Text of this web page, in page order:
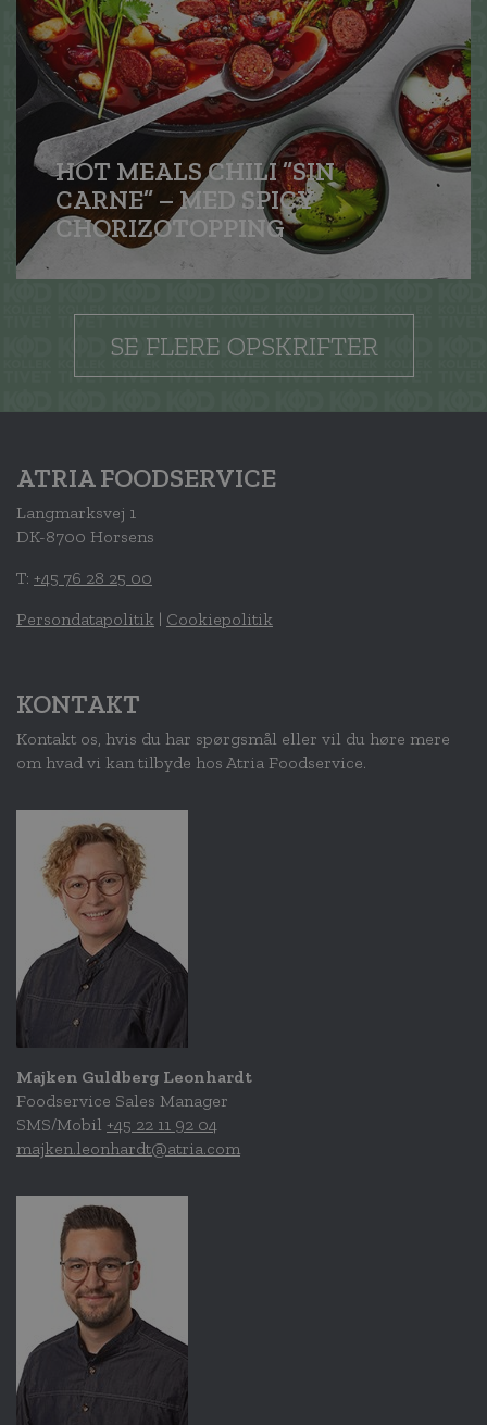
HOT MEALS CHILI ”SIN
CARNE” – MED SPICY
CHORIZO­TOPPING
SE FLERE OPSKRIFTER
ATRIA FOODSERVICE
Langmarksvej 1
DK-8700 Horsens
T: +45 76 28 25 00
Persondatapolitik | Cookiepolitik
KONTAKT
Kontakt os, hvis du har spørgsmål eller vil du høre mere
om hvad vi kan tilbyde hos Atria Foodservice.
Majken Guldberg Leonhardt
Foodservice Sales Manager
SMS/Mobil +45 22 11 92 04
majken.leonhardt@atria.com